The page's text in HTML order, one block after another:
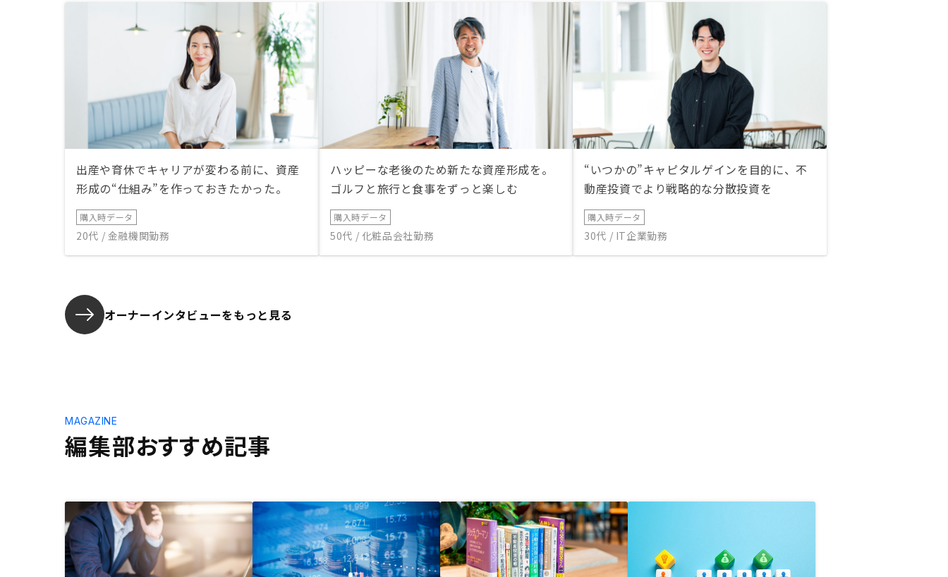
出産や育休でキャリアが変わる前に、資産
形成の“仕組み”を作っておきたかった。
購入時データ
20代 / 金融機関勤務
ハッピーな老後のため新たな資産形成を。
ゴルフと旅行と食事をずっと楽しむ
購入時データ
50代 / 化粧品会社勤務
“いつかの”キャピタルゲインを目的に、不
動産投資でより戦略的な分散投資を
購入時データ
30代 / IT企業勤務
オーナーインタビューをもっと見る
編集部おすすめ記事
MAGAZINE